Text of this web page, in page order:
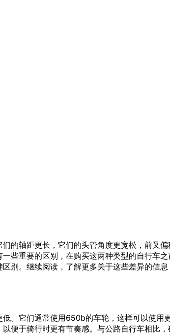
的轴距更长，它们的头管角度更宽松，前叉
些重要的区别，在购买这两种类型的自行车
别。继续阅读，了解更多关于这些差异的信
。它们通常使用650b的车轮，这样可以使用
便于骑行时更有节奏感。与公路自行车相比